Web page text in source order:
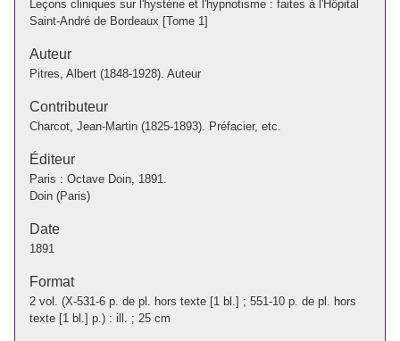
Leçons cliniques sur l'hystérie et l'hypnotisme : faites à l'Hôpital
Saint-André de Bordeaux [Tome 1]
Auteur
Pitres, Albert (1848-1928). Auteur
Contributeur
Charcot, Jean-Martin (1825-1893). Préfacier, etc.
Éditeur
Paris : Octave Doin, 1891.
Doin (Paris)
Date
1891
Format
2 vol. (X-531-6 p. de pl. hors texte [1 bl.] ; 551-10 p. de pl. hors
texte [1 bl.] p.) : ill. ; 25 cm